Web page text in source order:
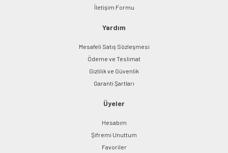
Gönder
İletişim Formu
Yardım
Mesafeli Satış Sözleşmesi
Ödeme ve Teslimat
Gizlilik ve Güvenlik
Garanti Şartları
Üyeler
Hesabım
Şifremi Unuttum
Favoriler